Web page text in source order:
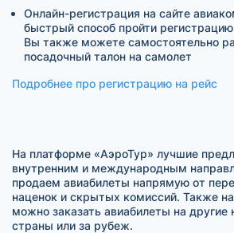
Онлайн-регистрация на сайте
быстрый способ пройти
Вы также можете самостоятельно
посадочный талон на самолет
Подробнее про регистрацию на рейс
На платформе «АэроТур» лучшие
внутренним и международным
продаем авиабилеты напрямую от
наценок и скрытых комиссий. Также
можно заказать авиабилеты на другие
страны или за рубеж.